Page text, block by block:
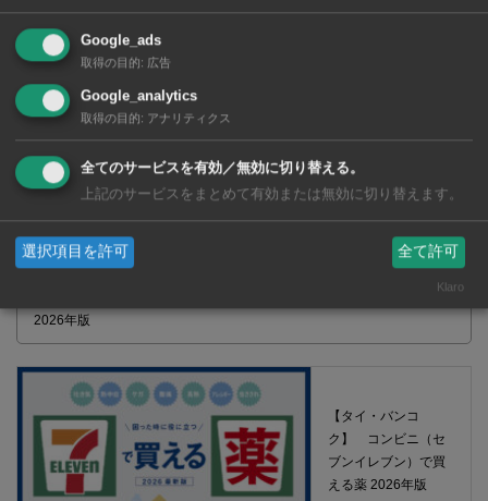
2026年版
【タイ・バンコ
ク】 コンビニ（セ
ブンイレブン）で買
える薬 2026年版
Google_ads
取得の目的: 広告
Google_analytics
取得の目的: アナリティクス
全てのサービスを有効／無効に切り替える。
上記のサービスをまとめて有効または無効に切り替えます。
選択項目を許可 全て許可
Klaro